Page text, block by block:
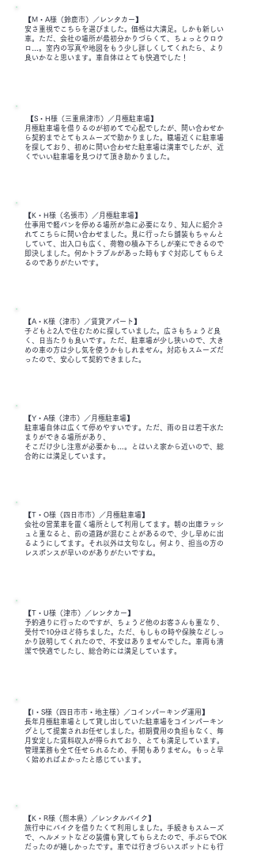
【M・A様（鈴鹿市）／レンタカー】
安さ重視でこちらを選びました。価格は大満足。しかも新しい
車。ただ、会社の場所が最初分かりづらくて、ちょっとウロウ
ロ…。室内の写真や地図をもう少し詳しくしてくれたら、より
良いかなと思います。車自体はとても快適でした！
【S・H様（三重県津市）／月極駐車場】
月極駐車場を借りるのが初めてで心配でしたが、問い合わせか
ら契約までとてもスムーズで助かりました。職場近くに駐車場
を探しており、初めに問い合わせた駐車場は満車でしたが、近
くでいい駐車場を見つけて頂き助かりました。
【K・H様（名張市）／月極駐車場】
仕事用で軽バンを停める場所が急に必要になり、知人に紹介さ
れてこちらに問い合わせました。見に行ったら舗装もちゃんと
していて、出入口も広く、荷物の積み下ろしが楽にできるので
即決しました。何かトラブルがあった時もすぐ対応してもらえ
るのでありがたいです。
【A・K様（津市）／賃貸アパート】
子どもと2人で住むために探していました。広さもちょうど良
く、日当たりも良いです。ただ、駐車場が少し狭いので、大き
めの車の方は少し気を使うかもしれません。対応もスムーズだ
ったので、安心して契約できました。
【Y・A様（津市）／月極駐車場】
駐車場自体は広くて停めやすいです。ただ、雨の日は若干水た
まりができる場所があり、
そこだけ少し注意が必要かも…。とはいえ家から近いので、総
合的には満足しています。
【T・O様（四日市市）／月極駐車場】
会社の営業車を置く場所として利用してます。朝の出庫ラッシ
ュと重なると、前の道路が混むことがあるので、少し早めに出
るようにしてます。それ以外は文句なし。何より、担当の方の
レスポンスが早いのがありがたいですね。
【T・U様（津市）／レンタカー】
予約通りに行ったのですが、ちょうど他のお客さんも重なり、
受付で10分ほど待ちました。ただ、もしもの時や保険などしっ
かり説明してくれたので、不安はありませんでした。車両も清
潔で快適でしたし、総合的には満足しています。
【I・S様（四日市市・地主様）／コインパーキング運用】
長年月極駐車場として貸し出していた駐車場をコインパーキン
グとして提案されお任せしました。初期費用の負担もなく、毎
月安定した賃料収入が得られており、とても満足しています。
管理業務も全て任せられるため、手間もありません。もっと早
く始めればよかったと感じています。
【K・R様（熊本県）／レンタルバイク】
旅行中にバイクを借りたくて利用しました。手続きもスムーズ
で、ヘルメットなどの装備も貸してもらえたので、手ぶらでOK
だったのが嬉しかったです。車では行きづらいスポットにも行